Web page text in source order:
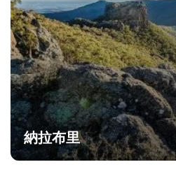
納拉布里